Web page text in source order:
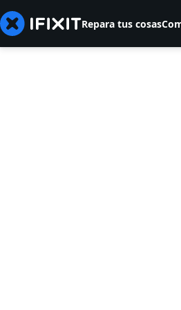
Repara tus cosas